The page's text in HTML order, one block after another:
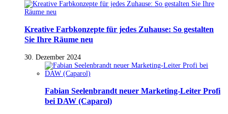
Kreative Farbkonzepte für jedes Zuhause: So gestalten
Sie Ihre Räume neu
30. Dezember 2024
Fabian Seelenbrandt neuer Marketing-Leiter Profi
bei DAW (Caparol)